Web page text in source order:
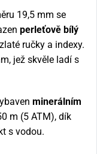
19,5 mm se
perleťově bílý
ručky a indexy.
jež skvěle ladí s
minerálním
m (5 ATM), dík
s vodou.